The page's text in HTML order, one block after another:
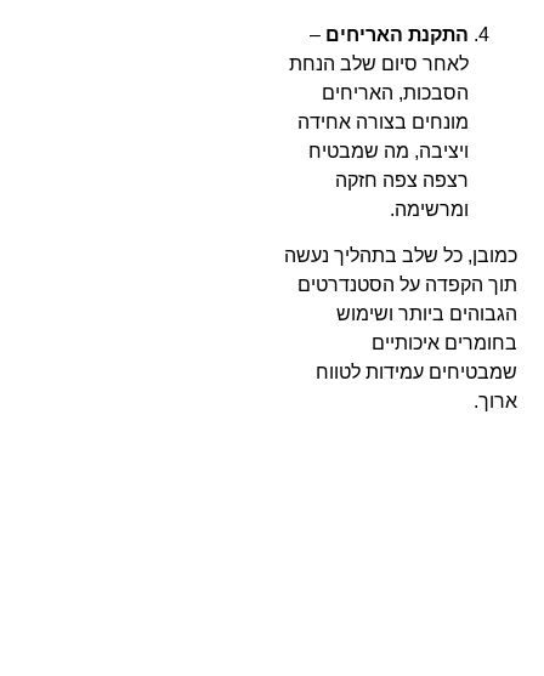
התקנת האריחים –
לאחר סיום שלב הנחת
הסבכות, האריחים
מונחים בצורה אחידה
ויציבה, מה שמבטיח
רצפה צפה חזקה
ומרשימה.
כמובן, כל שלב בתהליך נעשה
תוך הקפדה על הסטנדרטים
הגבוהים ביותר ושימוש
בחומרים איכותיים
שמבטיחים עמידות לטווח
ארוך.